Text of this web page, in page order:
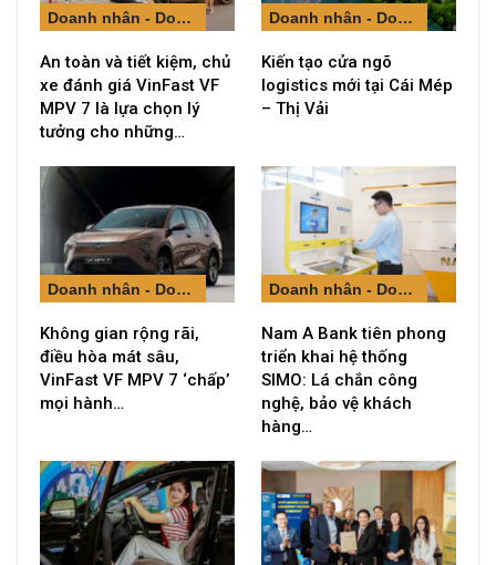
Doanh nhân - Doanh nghiệp
An toàn và tiết kiệm, chủ
xe đánh giá VinFast VF
MPV 7 là lựa chọn lý
tưởng cho những…
Doanh nhân - Doanh nghiệp
Kiến tạo cửa ngõ
logistics mới tại Cái Mép
– Thị Vải
Doanh nhân - Doanh nghiệp
Không gian rộng rãi,
điều hòa mát sâu,
VinFast VF MPV 7 ‘chấp’
mọi hành…
Doanh nhân - Doanh nghiệp
Nam A Bank tiên phong
triển khai hệ thống
SIMO: Lá chắn công
nghệ, bảo vệ khách
hàng…